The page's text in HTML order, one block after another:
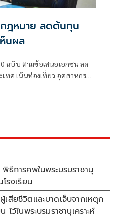
ฎหมาย ลดต้นทุน
นผล
ฉบับ ตามข้อเสนอเอกชน ลด
ทศ เน้นท่องเที่ยว อุตสาหกรรม
ธีการศพในพระบรมราชานุ
โรงเรียน
เสียชีวิตและบาดเจ็บจากเหตุก
ไว้ในพระบรมราชานุเคราะห์